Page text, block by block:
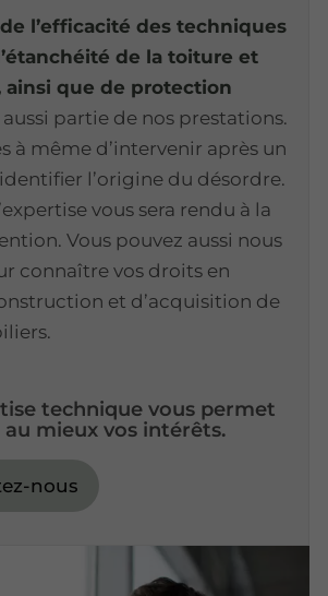
l’efficacité des techniques
de la toiture et
ainsi que de protection
partie de nos prestations.
à même d’intervenir après un
l’origine du désordre.
vous sera rendu à la
Vous pouvez aussi nous
connaître vos droits en
et d’acquisition de
technique vous permet
mieux vos intérêts.
nous